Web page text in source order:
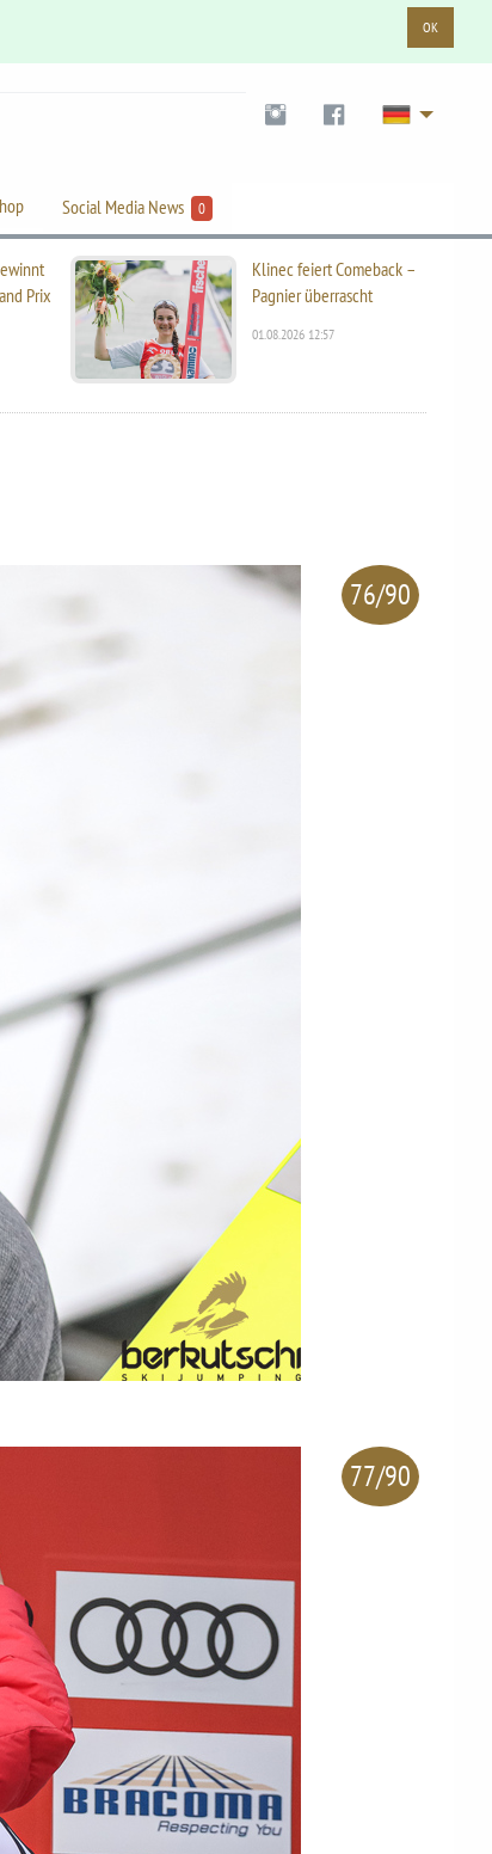
OK
Social Media News 0
Prix
Klinec feiert Comeback –
Pagnier überrascht
01.08.2026 12:57
76/90
77/90